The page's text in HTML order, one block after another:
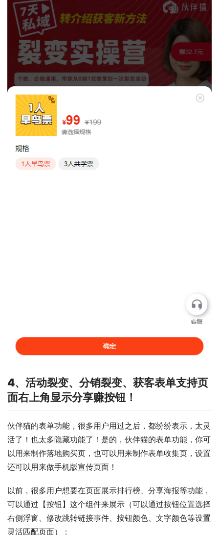
4、活动裂变、分销裂变、获客表单支持页
面右上角显示分享赚按钮！
伙伴猫的表单功能，很多用户用过之后，都纷纷表示，太灵
活了！也太多隐藏功能了！是的，伙伴猫的表单功能，你可
以用来制作落地购买页，也可以用来制作表单收集页，设置
还可以用来做手机版宣传页面！
以前，很多用户想要在页面展示排行榜、分享海报等功能，
可以通过【按钮】这个组件来展示（可以通过按钮位置选择
右侧浮窗、修改跳转链接事件、按钮颜色、文字颜色等设置
灵活匹配页面）：